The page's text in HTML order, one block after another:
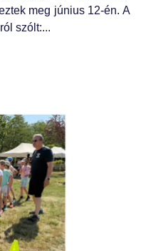
meg június 12-én. A
szólt:...